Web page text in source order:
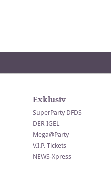
Exklusiv
SuperParty DFDS
DER IGEL
Mega@Party
V.I.P. Tickets
NEWS-Xpress